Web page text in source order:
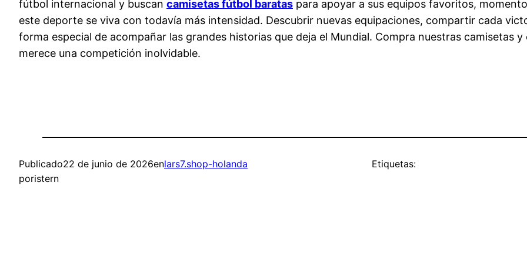
fútbol internacional y buscan camisetas fútbol baratas para apoyar a sus equipos favoritos,
este deporte se viva con todavía más intensidad. Descubrir nuevas equipaciones, compartir cada
forma especial de acompañar las grandes historias que deja el Mundial. Compra nuestras camisetas
merece una competición inolvidable.
Publicado22 de junio de 2026enlars7.shop-holanda
poristern
Etiquetas: